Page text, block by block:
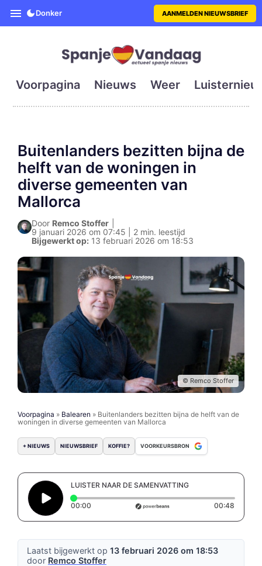
SpanjeVandaag is de eerste
Donker AANMELDEN NIEUWSBRIEF
Voorpagina Nieuws Weer
Buitenlanders bezitten bijna de
helft van de woningen in
diverse gemeenten van
Mallorca
Door Remco Stoffer
9 januari 2026 om 07:45 | 2 min. leestijd
Bijgewerkt op: 13 februari 2026 om 18:53
© Remco Stoffer
Voorpagina » Balearen » Buitenlanders bezitten bijna de helft van de
woningen in diverse gemeenten van Mallorca
+ NIEUWS NIEUWSBRIEF KOFFIE? VOORKEURSBRON
LUISTER NAAR DE SAMENVATTING
00:00 Elapsed time: 0 seconds 00:48
Laatst bijgewerkt op 13 februari 2026 om 18:53
door Remco Stoffer